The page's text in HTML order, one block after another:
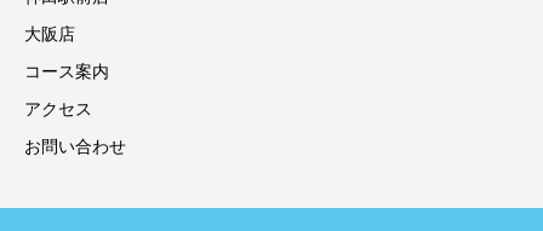
大阪店
コース案内
アクセス
お問い合わせ